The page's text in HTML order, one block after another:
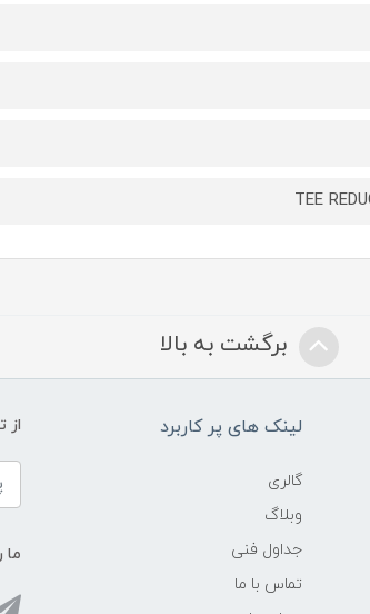
برگشت به بالا
لینک های پر کاربرد
گالری
وبلاگ
جداول فنی
تماس با ما
از
ما